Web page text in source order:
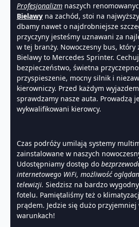
Profesjonalizm naszych
Bielawy na zachód, stoi na
dbamy nawet o najdrobniejsze
przyczyny jesteśmy uznawani za
w tej branży. Nowoczesny bus, który
Bielawy to Mercedes Sprinter.
bezpieczeństwo, świetna
przyspieszenie, mocny silnik i
kierowniczy. Przed każdym
sprawdzamy nasze auta. Prowadzą
wykwalifikowani kierowcy.
Czas podróży umilają systemy
zainstalowane w naszych
Udostępniamy dostęp do
internetowego WiFi, możliwość
telewizji. Siedzisz na bardzo
fotelu. Pamiętaliśmy też o
prądem. Jedzie się dużo przyjemniej
warunkach!